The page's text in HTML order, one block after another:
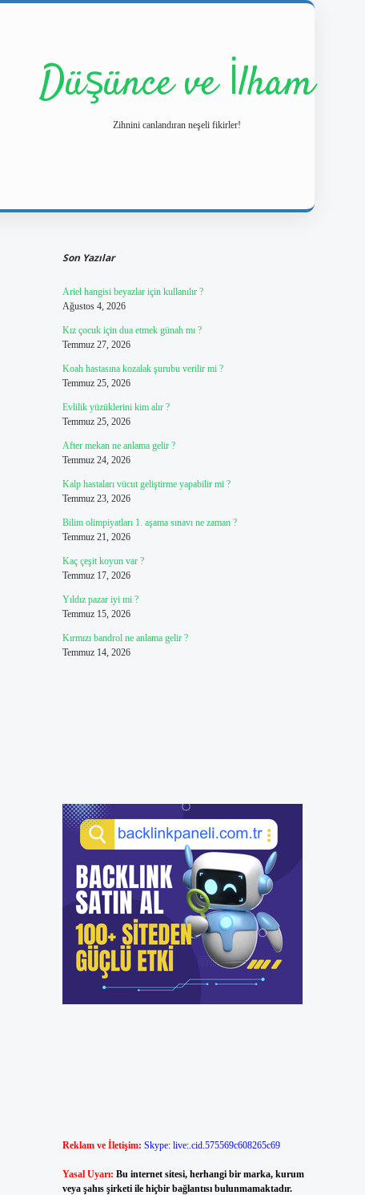
Düşünce ve İlham
Zihnini canlandıran neşeli fikirler!
Son Yazılar
Ariel hangisi beyazlar için kullanılır ?
Ağustos 4, 2026
Kız çocuk için dua etmek günah mı ?
Temmuz 27, 2026
Koah hastasına kozalak şurubu verilir mi ?
Temmuz 25, 2026
Evlilik yüzüklerini kim alır ?
Temmuz 25, 2026
After mekan ne anlama gelir ?
Temmuz 24, 2026
Kalp hastaları vücut geliştirme yapabilir mi ?
Temmuz 23, 2026
Bilim olimpiyatları 1. aşama sınavı ne zaman ?
Temmuz 21, 2026
Kaç çeşit koyun var ?
Temmuz 17, 2026
Yıldız pazar iyi mi ?
Temmuz 15, 2026
Kırmızı bandrol ne anlama gelir ?
Temmuz 14, 2026
Reklam ve İletişim: Skype: live:.cid.575569c608265c69
Yasal Uyarı: Bu internet sitesi, herhangi bir marka, kurum
veya şahıs şirketi ile hiçbir bağlantısı bulunmamaktadır.